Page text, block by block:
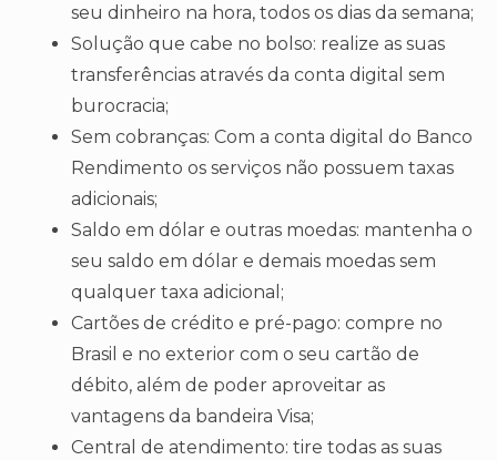
seu dinheiro na hora, todos os dias da semana;
Solução que cabe no bolso: realize as suas
transferências através da conta digital sem
burocracia;
Sem cobranças: Com a conta digital do Banco
Rendimento os serviços não possuem taxas
adicionais;
Saldo em dólar e outras moedas: mantenha o
seu saldo em dólar e demais moedas sem
qualquer taxa adicional;
Cartões de crédito e pré-pago: compre no
Brasil e no exterior com o seu cartão de
débito, além de poder aproveitar as
vantagens da bandeira Visa;
Central de atendimento: tire todas as suas